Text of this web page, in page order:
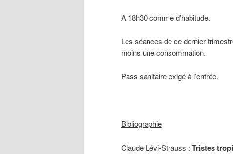
A 18h30 comme d’habitude.
Les séances de ce dernier
moins une consommation.
Pass sanitaire exigé à l’entrée.
Bibliographie
Claude Lévi-Strauss : Tristes